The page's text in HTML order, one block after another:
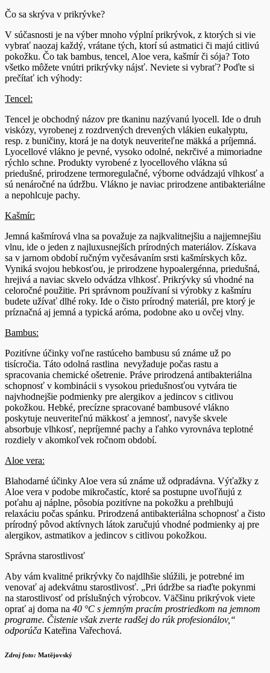
Čo sa skrýva v prikrývke?
V súčasnosti je na výber mnoho výplní prikrývok, z ktorých si vie
vybrať naozaj každý, vrátane tých, ktorí sú astmatici či majú citlivú
pokožku. Čo tak bambus, tencel, Aloe vera, kašmír či sója? Toto
všetko môžete vnútri prikrývky nájsť. Neviete si vybrať? Poďte si
prečítať ich výhody:
Tencel:
Tencel je obchodný názov pre tkaninu nazývanú lyocell. Ide o druh
viskózy, vyrobenej z rozdrvených drevených vlákien eukalyptu,
resp. z buničiny, ktorá je na dotyk neuveriteľne mäkká a príjemná.
Lyocellové vlákno je pevné, vysoko odolné, nekrčivé a mimoriadne
rýchlo schne. Produkty vyrobené z lyocellového vlákna sú
priedušné, prirodzene termoregulačné, výborne odvádzajú vlhkosť a
sú nenáročné na údržbu. Vlákno je naviac prirodzene antibakteriálne
a nepohlcuje pachy.
Kašmír:
Jemná kašmírová vlna sa považuje za najkvalitnejšiu a najjemnejšiu
vlnu, ide o jeden z najluxusnejších prírodných materiálov. Získava
sa v jarnom období ručným vyčesávaním srsti kašmírskych kôz.
Vyniká svojou hebkosťou, je prirodzene hypoalergénna, priedušná,
hrejivá a naviac skvelo odvádza vlhkosť. Prikrývky sú vhodné na
celoročné použitie. Pri správnom používaní si výrobky z kašmíru
budete užívať dlhé roky. Ide o čisto prírodný materiál, pre ktorý je
príznačná aj jemná a typická aróma, podobne ako u ovčej vlny.
Bambus:
Pozitívne účinky voľne rastúceho bambusu sú známe už po
tisícročia. Táto odolná rastlina nevyžaduje počas rastu a
spracovania chemické ošetrenie. Práve prirodzená antibakteriálna
schopnosť v kombinácii s vysokou priedušnosťou vytvára tie
najvhodnejšie podmienky pre alergikov a jedincov s citlivou
pokožkou. Hebké, precízne spracované bambusové vlákno
poskytuje neuveriteľnú mäkkosť a jemnosť, navyše skvele
absorbuje vlhkosť, nepríjemné pachy a ľahko vyrovnáva teplotné
rozdiely v akomkoľvek ročnom období.
Aloe vera:
Blahodarné účinky Aloe vera sú známe už odpradávna. Výťažky z
Aloe vera v podobe mikročastíc, ktoré sa postupne uvoľňujú z
poťahu aj náplne, pôsobia pozitívne na pokožku a prehlbujú
relaxáciu počas spánku. Prirodzená antibakteriálna schopnosť a čisto
prírodný pôvod aktívnych látok zaručujú vhodné podmienky aj pre
alergikov, astmatikov a jedincov s citlivou pokožkou.
Správna starostlivosť
Aby vám kvalitné prikrývky čo najdlhšie slúžili, je potrebné im
venovať aj adekvátnu starostlivosť. „Pri údržbe sa riaďte pokynmi
na starostlivosť od príslušných výrobcov. Väčšinu prikrývok viete
oprať aj doma na 40 °C s jemným pracím prostriedkom na jemnom
programe. Čistenie však zverte radšej do rúk profesionálov,“
odporúča Kateřina Vařechová.
Zdroj foto: Matějovský